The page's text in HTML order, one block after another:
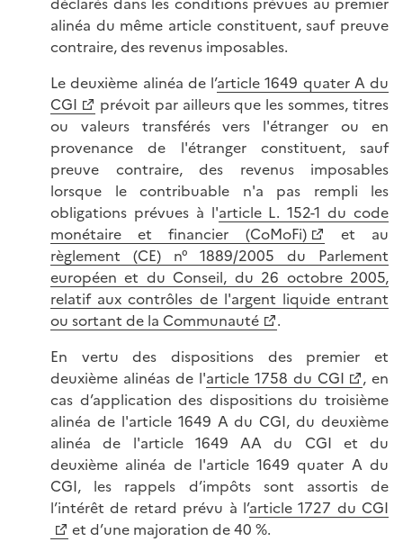
alinéa du même article constituent, sauf preuve
contraire, des revenus imposables.
Le deuxième alinéa de l’article 1649 quater A du
CGI
prévoit par ailleurs que les sommes, titres
ou valeurs transférés vers l'étranger ou en
provenance de l'étranger constituent, sauf
preuve contraire, des revenus imposables
lorsque le contribuable n'a pas rempli les
obligations prévues à l'article L. 152-1 du code
monétaire et financier (CoMoFi)
et au
règlement (CE) n° 1889/2005 du Parlement
européen et du Conseil, du 26 octobre 2005,
relatif aux contrôles de l'argent liquide entrant
ou sortant de la Communauté
.
En vertu des dispositions des premier et
deuxième alinéas de l'article 1758 du CGI
, en
cas d’application des dispositions du troisième
alinéa de l'article 1649 A du CGI, du deuxième
alinéa de l'article 1649 AA du CGI et du
deuxième alinéa de l'article 1649 quater A du
CGI, les rappels d’impôts sont assortis de
l’intérêt de retard prévu à l’article 1727 du CGI
et d’une majoration de 40 %.